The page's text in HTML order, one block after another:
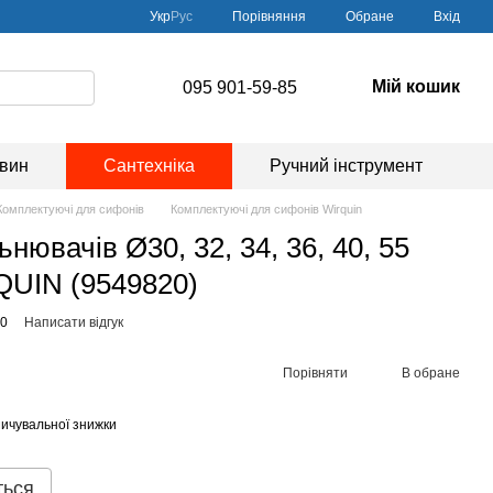
УкрРус Порівняння Обране Вхід
095 901-59-85 Мій кошик
Сантехніка Ручний інструмент
для сифонів Комплектуючі для сифонів Wirquin
Ø30, 32, 34, 36, 40, 55
(9549820)
Написати відгук
Порівняти В обране
знижки